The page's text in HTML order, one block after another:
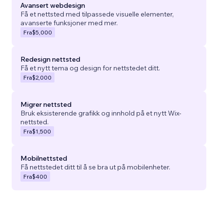
Avansert webdesign
Få et nettsted med tilpassede visuelle elementer,
avanserte funksjoner med mer.
Fra$5,000
Redesign nettsted
Få et nytt tema og design for nettstedet ditt.
Fra$2,000
Migrer nettsted
Bruk eksisterende grafikk og innhold på et nytt Wix-
nettsted.
Fra$1,500
Mobilnettsted
Få nettstedet ditt til å se bra ut på mobilenheter.
Fra$400